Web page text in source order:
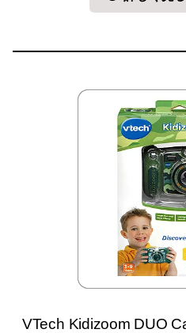
VTech Kidizoom DUO